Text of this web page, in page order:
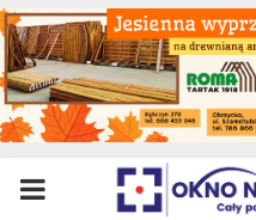
PRIMARY